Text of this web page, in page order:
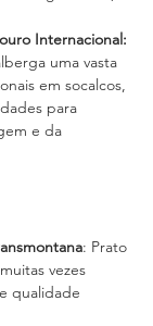
Internacional:
uma vasta
em socalcos,
para
e da
: Prato
vezes
qualidade